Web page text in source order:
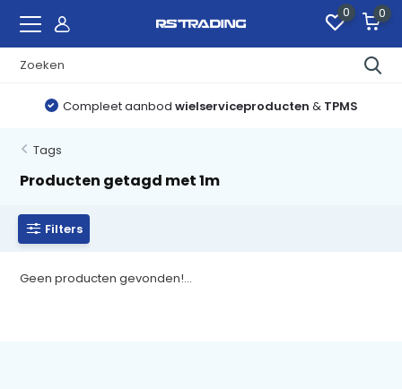
0 0
Compleet aanbod wielserviceproducten & TPMS
Tags
Producten getagd met 1m
Filters
Geen producten gevonden!...